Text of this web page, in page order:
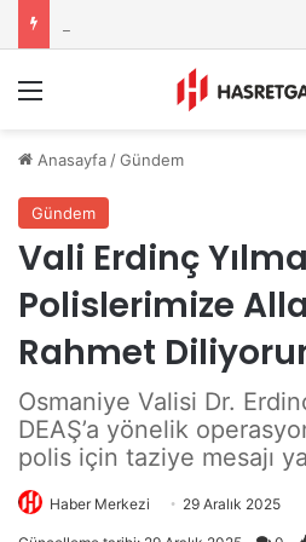
Anasayfa /Gündem
Gündem
Vali Erdinç
Polislerimize
Rahmet
Osmaniye Valisi Dr.
DEAŞ’a yönelik
polis için taziye mesajı
Haber Merkezi 29 Aralık 2025